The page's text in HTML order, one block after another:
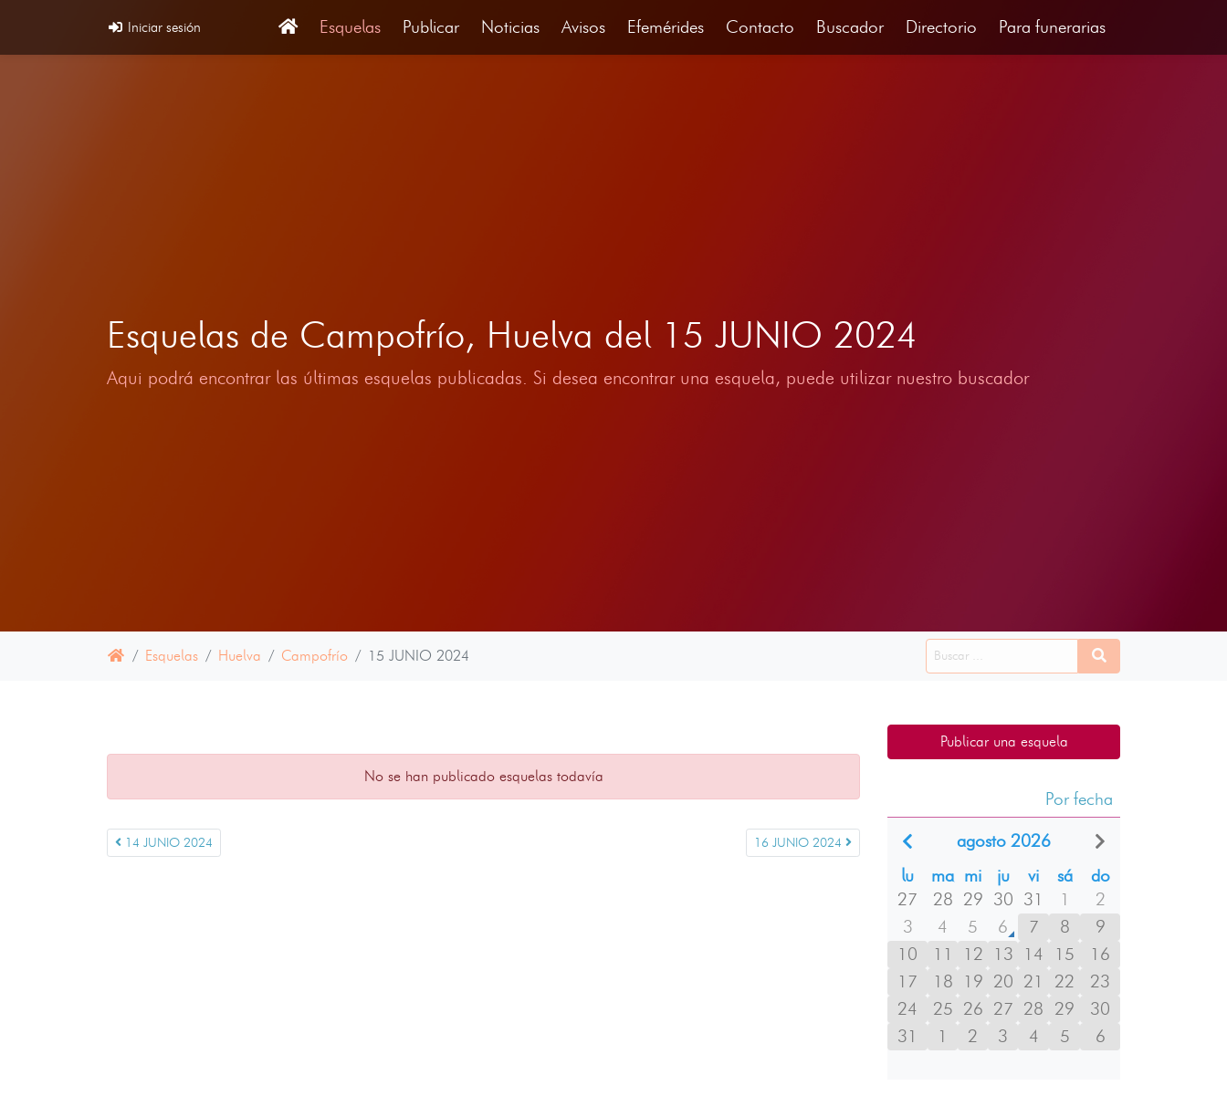
Iniciar sesión Esquelas Publicar Noticias Avisos Efemérides Contacto Buscador Directorio Para funerarias
Esquelas de Campofrío, Huelva del 15 JUNIO 2024
Aqui podrá encontrar las últimas esquelas publicadas. Si desea encontrar una esquela, puede utilizar nuestro buscador
Esquelas Huelva Campofrío 15 JUNIO 2024
No se han publicado esquelas todavía
14 JUNIO 2024 16 JUNIO 2024
Publicar una esquela
Por fecha
agosto 2026
lu
ma mi ju vi sá
do
27
28 29 30 31 1
2
3
4 5 6 7 8
9
10
11 12 13 14 15
16
17
18 19 20 21 22
23
24
25 26 27 28 29
30
31
1 2 3 4 5 6